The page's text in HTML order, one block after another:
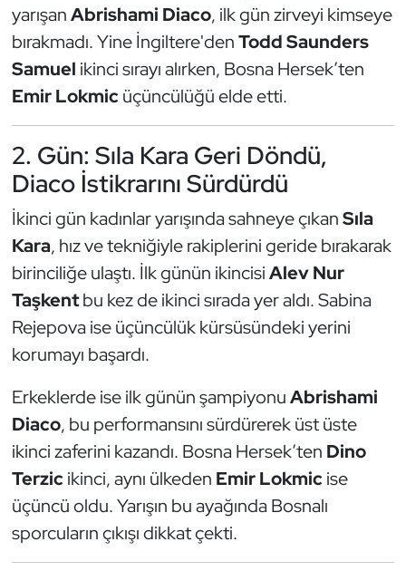
yarışanAbrishami Diaco, ilk gün zirveyi kimseye
bırakmadı. Yine İngiltere'denTodd Saunders
Samuel ikinci sırayı alırken, Bosna Hersek’ten
Emir Lokmicüçüncülüğü elde etti.
2. Gün: Sıla Kara Geri Döndü,
Diaco İstikrarını Sürdürdü
İkinci gün kadınlar yarışında sahneye çıkanSıla
Kara, hız ve tekniğiyle rakiplerini geride bırakarak
birinciliğe ulaştı. İlk günün ikincisiAlev Nur
Taşkentbu kez de ikinci sırada yer aldı. Sabina
Rejepova ise üçüncülük kürsüsündeki yerini
korumayı başardı.
Erkeklerde ise ilk günün şampiyonuAbrishami
Diaco, bu performansını sürdürerek üst üste
ikinci zaferini kazandı. Bosna Hersek’ten Dino
Terzicikinci, aynı ülkeden Emir Lokmicise
üçüncü oldu. Yarışın bu ayağında Bosnalı
sporcuların çıkışı dikkat çekti.
Modern Pentatlon
Motor Sporları
Muay Thai
Okçuluk
Optimist
Oryantiring
Özel Sporcular
Paralimpik
Ragbi
Satranç
Su Topu
Sualtı Sporları